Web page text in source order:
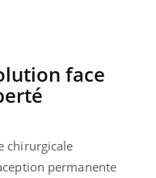
face
chirurgicale
permanente